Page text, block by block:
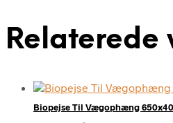
Relaterede
Biopejse Til Vægophæng